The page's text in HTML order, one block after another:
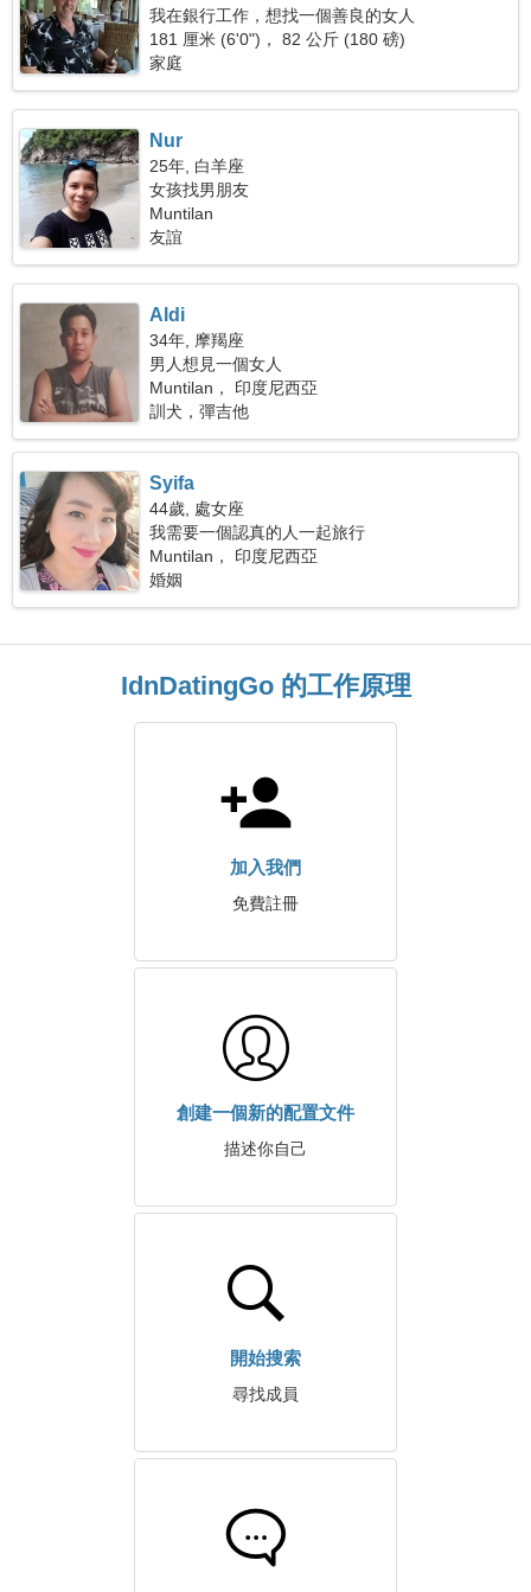
我在銀行工作，想找一個善良的女人
181 厘米 (6'0")， 82 公斤 (180 磅)
家庭
Nur
25年, 白羊座
女孩找男朋友
Muntilan
友誼
Aldi
34年, 摩羯座
男人想見一個女人
Muntilan， 印度尼西亞
訓犬，彈吉他
Syifa
44歲, 處女座
我需要一個認真的人一起旅行
Muntilan， 印度尼西亞
婚姻
IdnDatingGo 的工作原理
加入我們
免費註冊
創建一個新的配置文件
描述你自己
開始搜索
尋找成員